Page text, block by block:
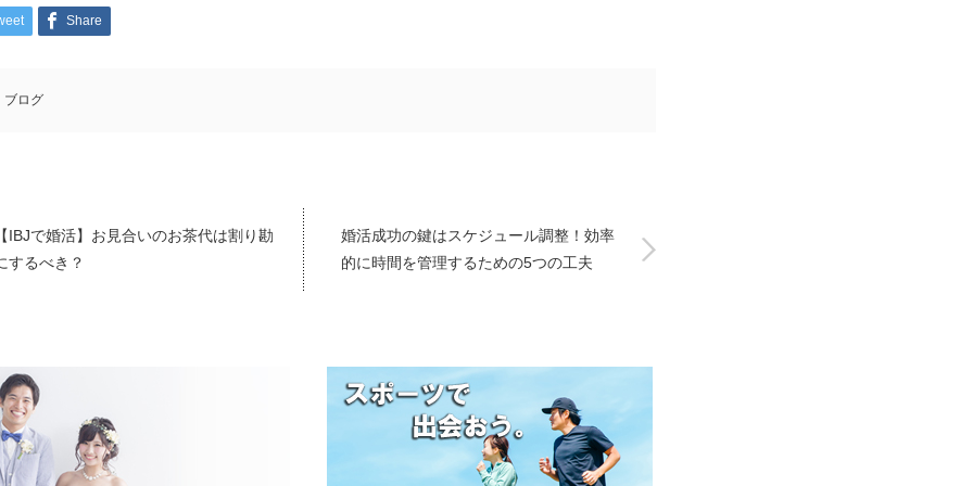
Share
ブログ
IBJで婚活】お見合いのお茶代は割り勘
するべき？
婚活成功の鍵はスケジュール調整！効率
的に時間を管理するための5つの工夫